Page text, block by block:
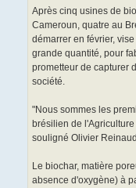
Après cinq usines de
Cameroun, quatre au
démarrer en février,
grande quantité, pour
prometteur de capturer
société.
"Nous sommes les
brésilien de
souligné Olivier
Le biochar, matière
absence d'oxygène) à